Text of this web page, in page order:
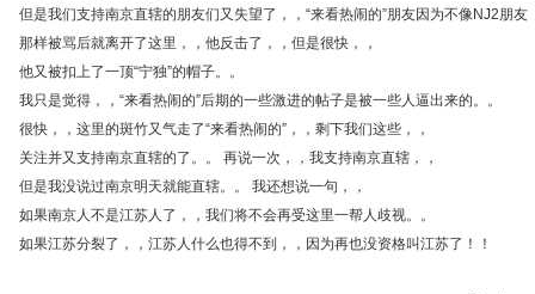
但是我们支持南京直辖的朋友们又失望了，，“来看热闹的”朋友因为不像NJ2朋友
那样被骂后就离开了这里，，他反击了，，但是很快，，
他又被扣上了一顶“宁独”的帽子。。
我只是觉得，，“来看热闹的”后期的一些激进的帖子是被一些人逼出来的。。
很快，，这里的斑竹又气走了“来看热闹的”，，剩下我们这些，，
关注并又支持南京直辖的了。。 再说一次，，我支持南京直辖，，
但是我没说过南京明天就能直辖。。 我还想说一句，，
如果南京人不是江苏人了，，我们将不会再受这里一帮人歧视。。
如果江苏分裂了，，江苏人什么也得不到，，因为再也没资格叫江苏了！！